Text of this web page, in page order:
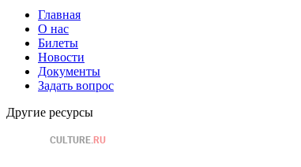
Главная
О нас
Билеты
Новости
Документы
Задать вопрос
Другие ресурсы